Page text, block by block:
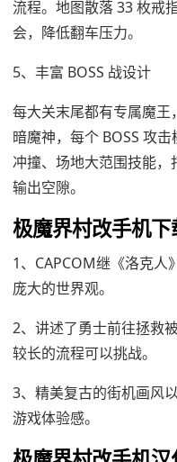
流程。地图散落 33 枚戒
会，降低翻车压力。
5、丰富 BOSS 战设计
每大关末尾都有专属魔
暗魔神，每个 BOSS 攻
冲撞、场地大范围技能
输出空隙。
极魔界村改手机
1、CAPCOM继《洛克人
庞大的世界观。
2、讲述了勇士前往拯救
较长的流程可以挑战。
3、精美复古的街机画风
游戏体验感。